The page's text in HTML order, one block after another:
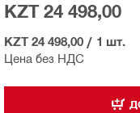
Цена без НДС
KZT 24 498,00
KZT 24 498,00 / 1 шт.